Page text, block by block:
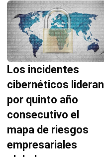
Los incidentes
cibernéticos lideran
por quinto año
consecutivo el
mapa de riesgos
empresariales